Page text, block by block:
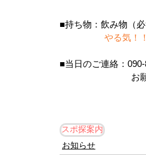
■持ち物：飲み物（
やる気！
■当日のご連絡：
お願いい
スポ探案内
お知らせ